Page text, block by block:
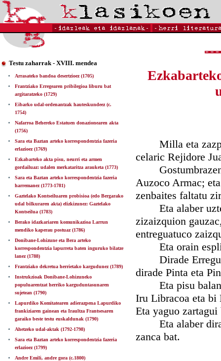
Testu zaharrak - XVIII. mendea
Arrasateko bandoa desertzioez (1705)
Frantziako Erregearen pribilegioa liburu bat
argitaratzeko (1729)
Eibarko udal-ordenantzak hauteskundeez (c.
1754)
Nafarroa Behereko Estatuen donazionearen akta
(1756)
Sara eta Baztan arteko korrespondentzia fazeria
erlazioez (1769)
Ezkabarteko akta pisu, neurri eta armen
gordailuaz: udalen merkataritza arauketa (1773)
Sara eta Baztan arteko korrespondentzia fazeria
harremanez (1773-1781)
Gaztelako Kontseiluaren probisioa (edo Bergarako
udal bilkuraren akta) elizkizunez: Gaztelako
Kontseilua (1783)
Berako idazkariaren komunikazioa Larrun
mendiko kaperau postuaz (1786)
Donibane-Lohizune eta Bera arteko
korrespondentzia lapurreta baten inguruko bilatze
lanez (1788)
Frantziako dekretua herrietako kargudunez (1789)
Instrukzioak Donibane-Lohizuneko
populuarentzat herriko karguduntasunaren
sujetean (1790)
Lapurdiko Komitatearen adierazpena Lapurdiko
frankiziaren gainean eta Iraultza Frantsesaren
garaiko beste testu euskaldunak (1790)
Ahetzeko udal-aktak (1792-1798)
Sara eta Baztan arteko korrespondentzia fazeria
erlazioez (1799)
Andre Emili, andre gora (c.1800)
Milla eta
celaric Rejidore
Gostumbrazen
Auzoco Armac;
zenbaites faltatu
Eta alaber
zizaizquion
entreguatuco
Eta orain
Dirade Erregua
dirade Pinta eta
Eta pisu
Iru Libracoa eta bi
Eta yaguo zartagui
Eta alaber
zanca bat.